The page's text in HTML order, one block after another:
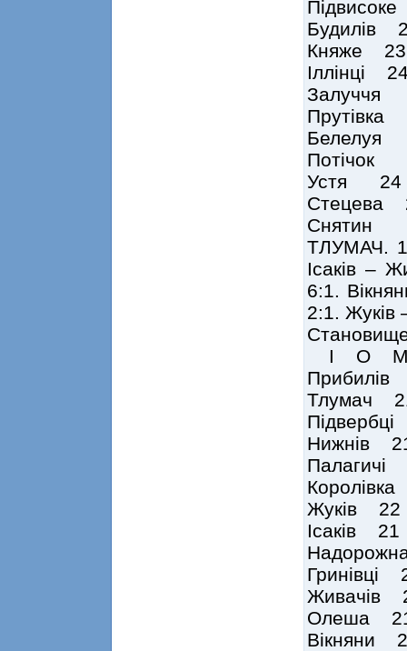
Княже
Іллінці
Устя
Снятин
ТЛУМАЧ. 1
Ісаків –
6:1.
2:1. Жуків
І О
Тлумач
Нижнів
Жуків
Ісаків
Олеша
Вікняни